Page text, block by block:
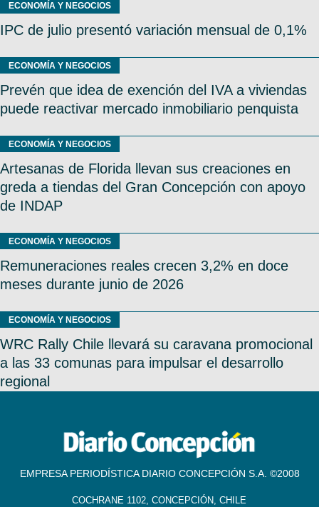
ECONOMÍA Y NEGOCIOS
IPC de julio presentó variación mensual de 0,1%
ECONOMÍA Y NEGOCIOS
Prevén que idea de exención del IVA a viviendas
puede reactivar mercado inmobiliario penquista
ECONOMÍA Y NEGOCIOS
Artesanas de Florida llevan sus creaciones en
greda a tiendas del Gran Concepción con apoyo
de INDAP
ECONOMÍA Y NEGOCIOS
Remuneraciones reales crecen 3,2% en doce
meses durante junio de 2026
ECONOMÍA Y NEGOCIOS
WRC Rally Chile llevará su caravana promocional
a las 33 comunas para impulsar el desarrollo
regional
EMPRESA PERIODÍSTICA DIARIO CONCEPCIÓN S.A. ©2008
COCHRANE 1102, CONCEPCIÓN, CHILE